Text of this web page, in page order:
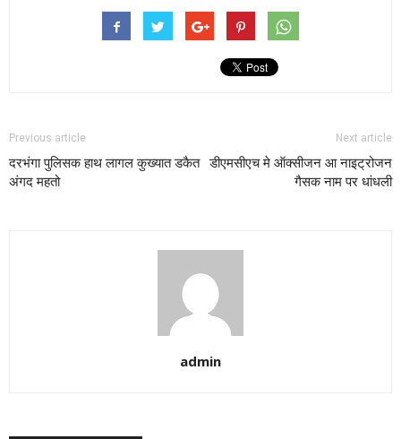
Previous article
दरभंगा पुलिसक हाथ लागल कुख्यात डकैत
अंगद महतो
Next article
डीएमसीएच मे ऑक्सीजन आ नाइट्रोजन
गैसक नाम पर धांधली
admin